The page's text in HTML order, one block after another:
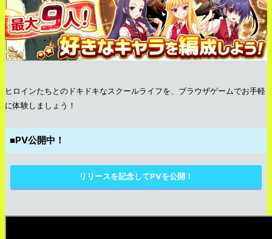
ヒロインたちとのドキドキなスクールライフを、ブラウザゲームでお手軽
に体験しましょう！
■PV公開中！
リリースを記念してPVを公開！